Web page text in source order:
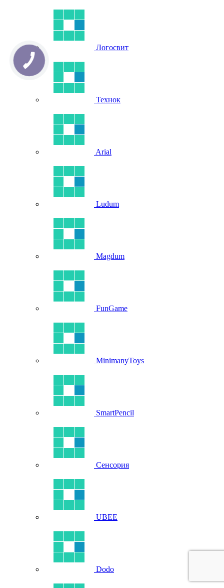
Логосвит
Технок
Arial
Ludum
Magdum
FunGame
MinimanyToys
SmartPencil
Сенсория
UBEE
Dodo